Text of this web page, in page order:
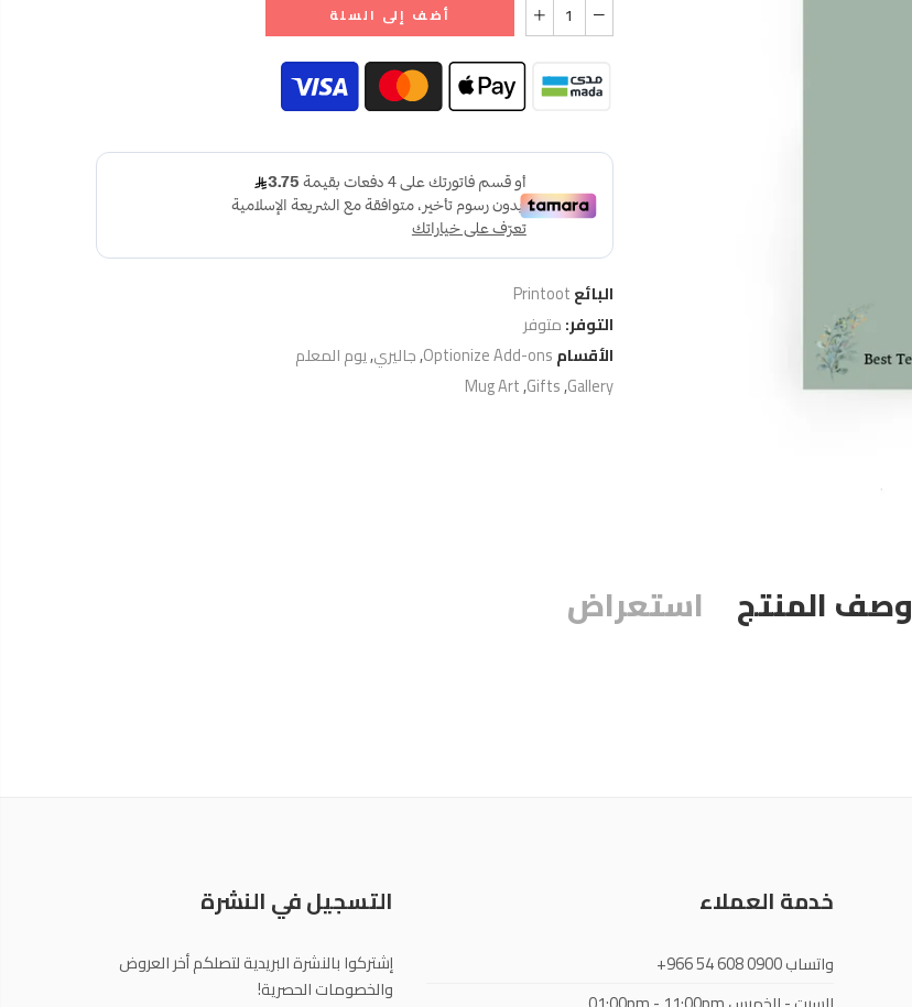
أضف إلى السلة
البائعPrintoot
التوفر:متوفر
الأقسامOptionize Add-ons
,جاليري,يوم المعلم
Gallery
,
Gifts
,
Mug Art
وصف المنتج استعراض
خدمة العملاء
واتساب+966 54 608 0900
التسجيل في النشرة
إشتركوا بالنشرة البريدية لتصلكم أخر العروض
والخصومات الحصرية!